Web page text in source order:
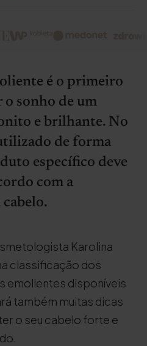
é o primeiro
o sonho de um
e brilhante. No
de forma
específico deve
com a
Karolina
classificação dos
emolientes disponíveis
também muitas dicas
o seu cabelo forte e